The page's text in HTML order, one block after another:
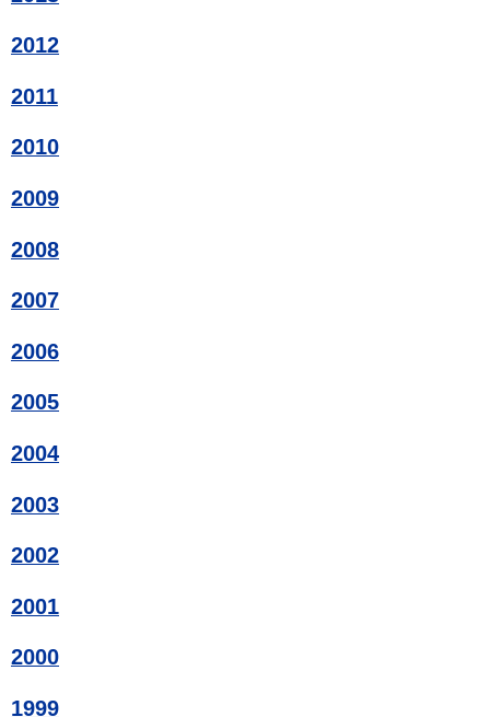
2012
2011
2010
2009
2008
2007
2006
2005
2004
2003
2002
2001
2000
1999